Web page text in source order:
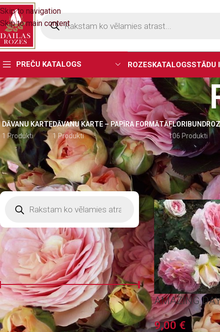
Skip to navigation
Skip to main content
PREČU KATALOGS ROZESKATALOGSSTĀDU
DĀVANU KARTE
1 Produkti
DĀVANU KARTE – PAPĪRA FORMĀTĀ
1 Produkti
106 Produkti
MEKLĒTĀJS
FILTRĒT PĒC CENAS
FILTRS
Cena:0 €—10 €
Sākums Rožu
AMAZING
9,00 €